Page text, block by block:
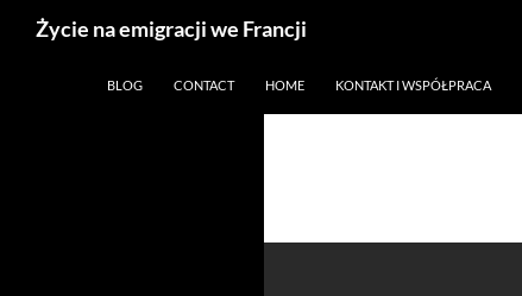
Życie na emigracji we Francji
BLOG CONTACT HOME KONTAKT I WSPÓŁPRACA